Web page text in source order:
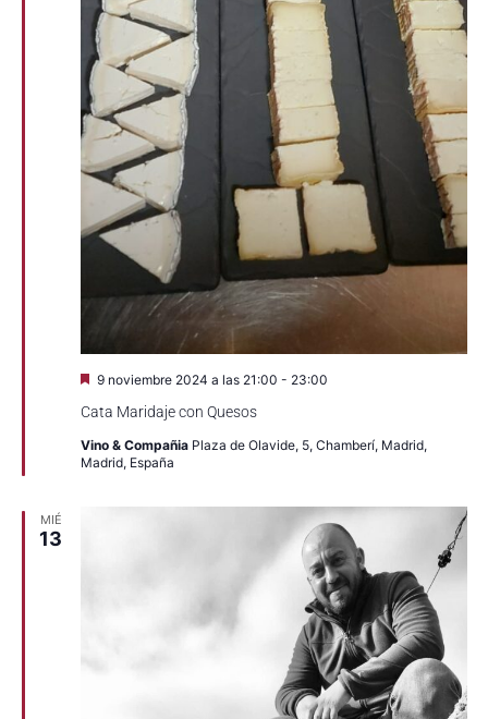
Cata Maridaje con Quesos
Destacado
9 noviembre 2024 a las 21:00 - 23:00
Vino & Compañia Plaza de Olavide, 5, Chamberí, Madrid,
Madrid, España
MIÉ
13